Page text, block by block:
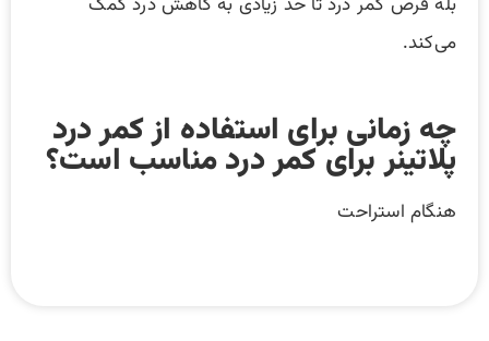
می‌کند.
چه زمانی برای استفاده از کمر درد
پلاتینر برای کمر درد مناسب است؟
هنگام استراحت